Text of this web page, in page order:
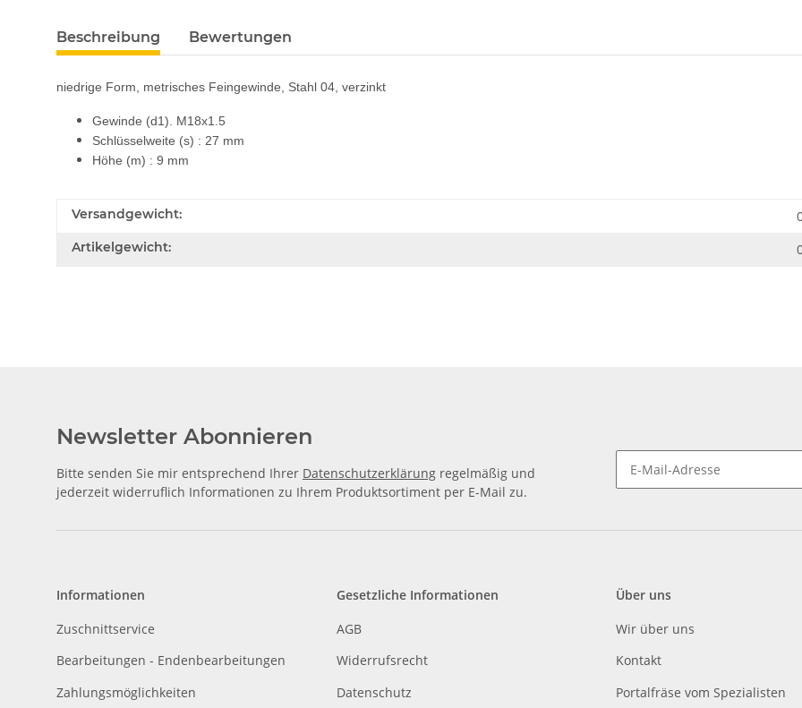
Beschreibung Bewertungen
niedrige Form, metrisches Feingewinde, Stahl 04, verzinkt
Gewinde (d1). M18x1.5
Schlüsselweite (s) : 27 mm
Höhe (m) : 9 mm
Versandgewicht:
Artikelgewicht:
Newsletter Abonnieren
Bitte senden Sie mir entsprechend Ihrer Datenschutzerklärung regelmäßig und
jederzeit widerruflich Informationen zu Ihrem Produktsortiment per E-Mail zu.
Informationen
Zuschnittservice
Bearbeitungen - Endenbearbeitungen
Zahlungsmöglichkeiten
Gesetzliche Informationen
AGB
Widerrufsrecht
Datenschutz
Über uns
Wir über uns
Kontakt
Portalfräse vom Spezialisten